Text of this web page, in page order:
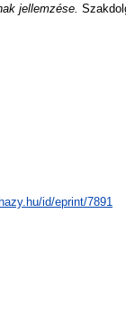
jellemzése.
id/eprint/7891